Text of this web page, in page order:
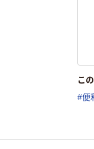
こ
#便